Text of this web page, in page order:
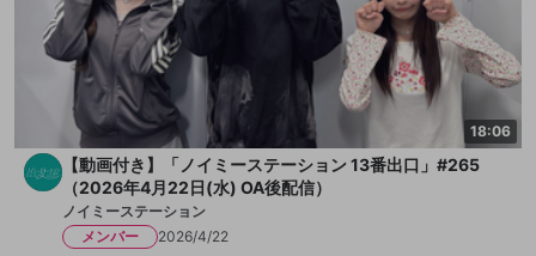
18:06
【動画付き】「ノイミーステーション 13番出口」#265
（2026年4月22日(水) OA後配信）
ノイミーステーション
メンバー
2026/4/22